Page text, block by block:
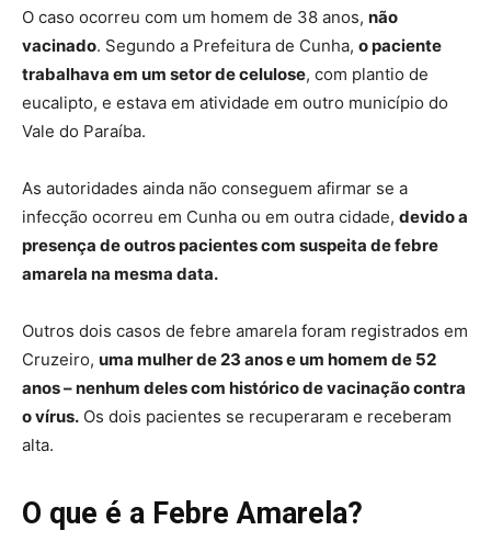
O caso ocorreu com um homem de 38 anos, não
vacinado. Segundo a Prefeitura de Cunha, o paciente
trabalhava em um setor de celulose, com plantio de
eucalipto, e estava em atividade em outro município do
Vale do Paraíba.
As autoridades ainda não conseguem afirmar se a
infecção ocorreu em Cunha ou em outra cidade, devido a
presença de outros pacientes com suspeita de febre
amarela na mesma data.
Outros dois casos de febre amarela foram registrados em
Cruzeiro, uma mulher de 23 anos e um homem de 52
anos – nenhum deles com histórico de vacinação contra
o vírus. Os dois pacientes se recuperaram e receberam
alta.
O que é a Febre Amarela?